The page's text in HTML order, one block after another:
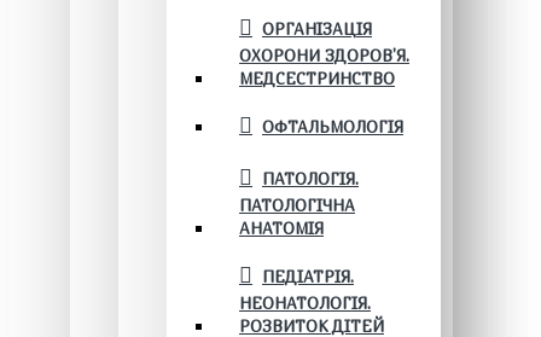
ОРГАНІЗАЦІЯ
ОХОРОНИ ЗДОРОВ'Я.
МЕДСЕСТРИНСТВО
ОФТАЛЬМОЛОГІЯ
ПАТОЛОГІЯ.
ПАТОЛОГІЧНА
АНАТОМІЯ
ПЕДІАТРІЯ.
НЕОНАТОЛОГІЯ.
РОЗВИТОК ДІТЕЙ